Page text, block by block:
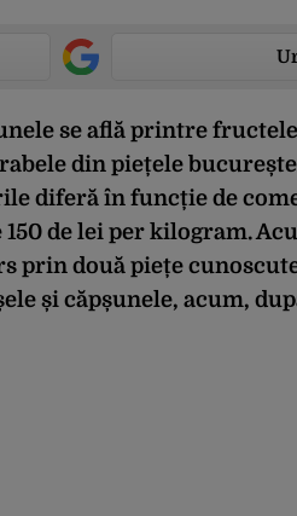
se află printre
din piețele
diferă în funcție de
de lei per kilogram.
prin două piețe
și căpșunele, acum,